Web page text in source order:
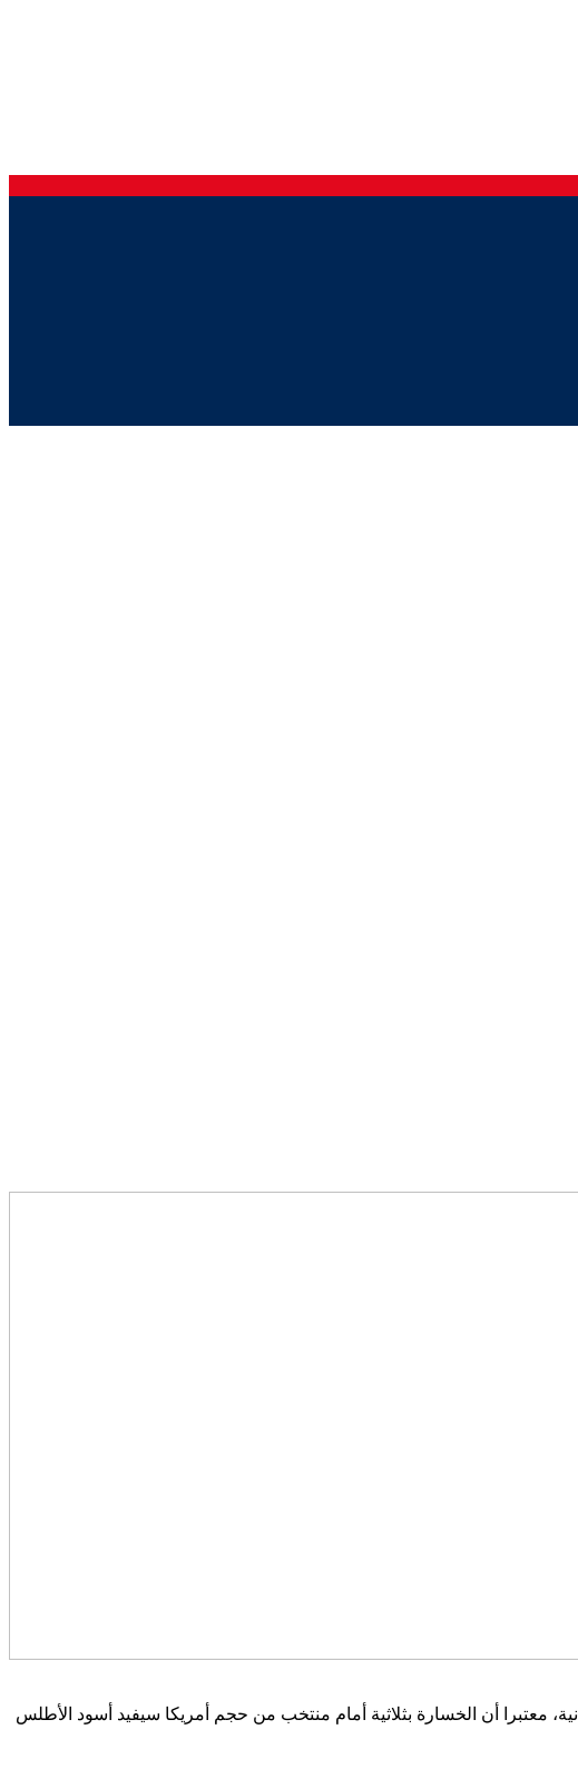
معتبرا أن الخسارة بثلاثية أمام منتخب من حجم أمريكا سيفيد أسود الأطلس